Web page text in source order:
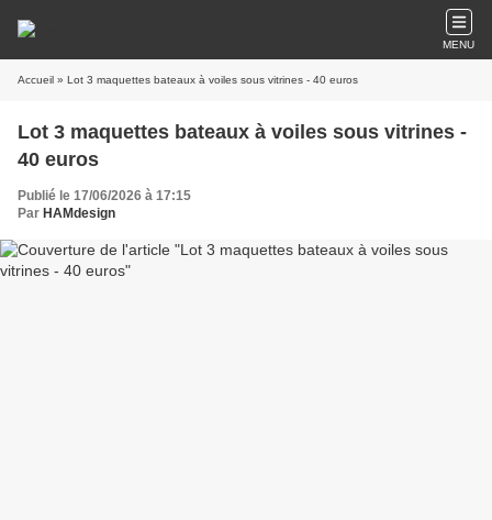
MENU
Accueil » Lot 3 maquettes bateaux à voiles sous vitrines - 40 euros
Lot 3 maquettes bateaux à voiles sous vitrines -
40 euros
Publié le 17/06/2026 à 17:15
Par HAMdesign